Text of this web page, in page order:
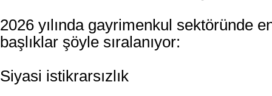
2026 yılında gayrimenkul sektöründe
başlıklar şöyle sıralanıyor:
Siyasi istikrarsızlık